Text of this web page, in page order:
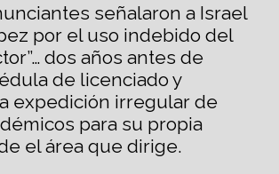
señalaron a Israel
por el uso indebido del
dos años antes de
de licenciado y
expedición irregular de
para su propia
el área que dirige.